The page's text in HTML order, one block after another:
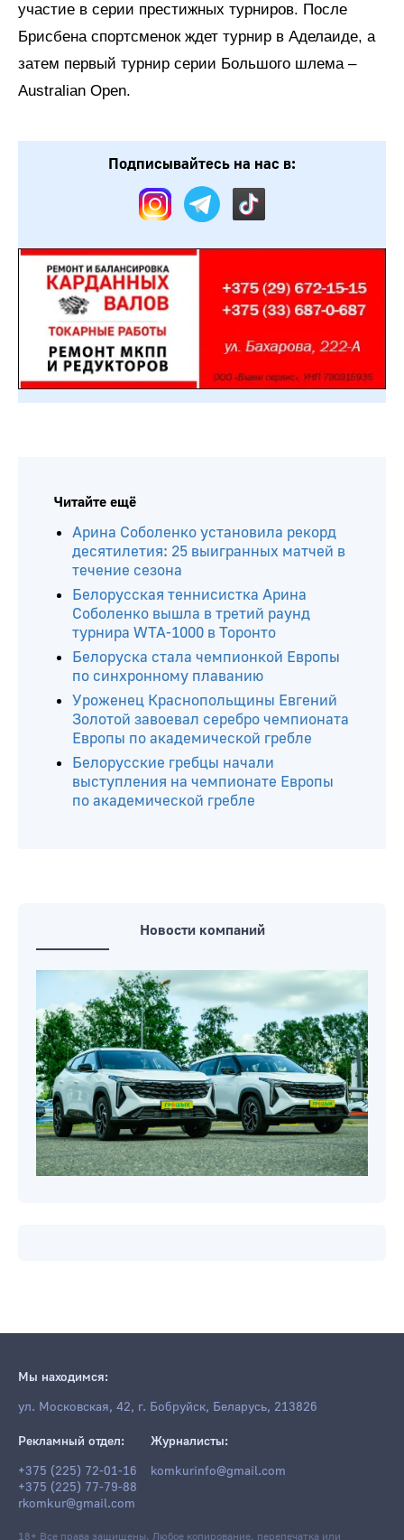
участие в серии престижных турниров. После
Брисбена спортсменок ждет турнир в Аделаиде, а
затем первый турнир серии Большого шлема –
Australian Open.
Подписывайтесь на нас в:
Читайте ещё
Арина Соболенко установила рекорд
десятилетия: 25 выигранных матчей в
течение сезона
Белорусская теннисистка Арина
Соболенко вышла в третий раунд
турнира WTA-1000 в Торонто
Белоруска стала чемпионкой Европы
по синхронному плаванию
Уроженец Краснопольщины Евгений
Золотой завоевал серебро чемпионата
Европы по академической гребле
Белорусские гребцы начали
выступления на чемпионате Европы
по академической гребле
Новости компаний
Мы находимся:
ул. Московская, 42, г. Бобруйск, Беларусь, 213826
Рекламный отдел:
+375 (225) 72-01-16
+375 (225) 77-79-88
rkomkur@gmail.com
Журналисты:
komkurinfo@gmail.com
18+ Все права защищены. Любое копирование, перепечатка или